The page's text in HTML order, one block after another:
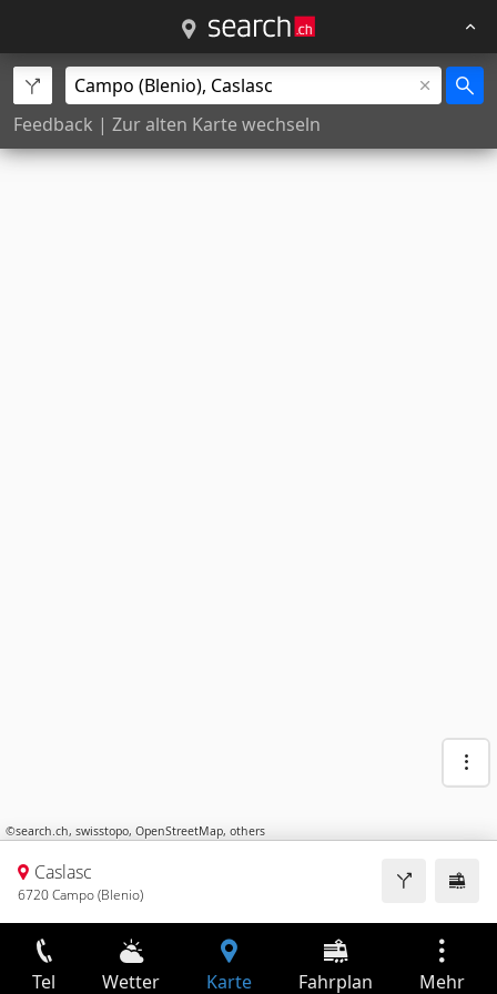
Feedback | Zur alten Karte wechseln
©search.ch, swisstopo, OpenStreetMap, others
Caslasc
6720 Campo (Blenio)
Tel Wetter Karte Fahrplan Mehr